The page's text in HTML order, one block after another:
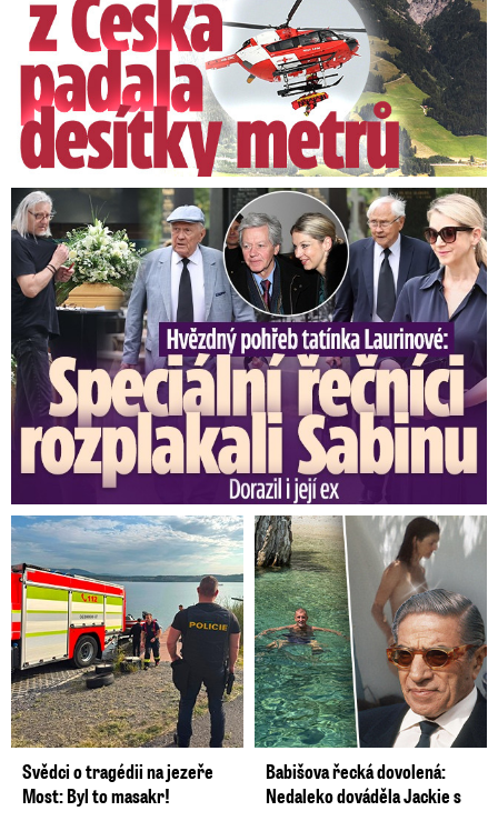
Speciální řečníci nad rakví Laurina: Rozbrečeli i dceru
Svědci o tragédii na jezeře
Most: Byl to masakr!
Babišova řecká dovolená:
Nedaleko dováděla Jackie s